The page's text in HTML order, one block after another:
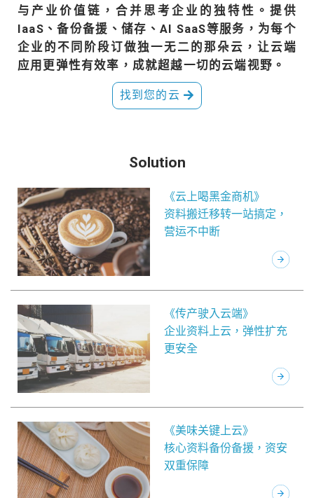
与产业价值链，合并思考企业的独特性。提供
IaaS、备份备援、储存、AI SaaS等服务，为每个
企业的不同阶段订做独一无二的那朵云，让云端
应用更弹性有效率，成就超越一切的云端视野。
找到您的云
Solution
《云上喝黑金商机》
资料搬迁移转一站搞定，
营运不中断
《传产驶入云端》
企业资料上云，弹性扩充
更安全
《美味关键上云》
核心资料备份备援，资安
双重保障